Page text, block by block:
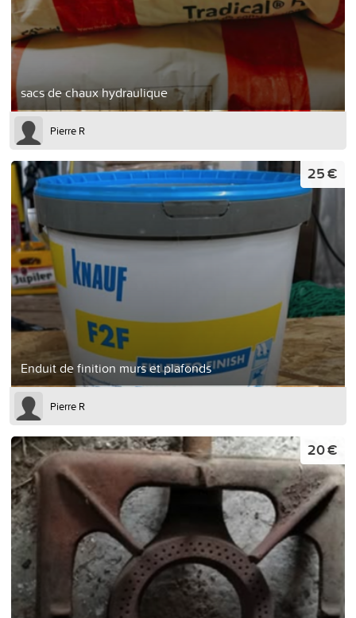
sacs de chaux hydraulique
Pierre R
Enduit de finition murs et plafonds
25 €
Pierre R
20 €